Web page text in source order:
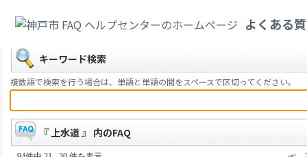
よくある
戻る
キーワード検索
複数語で検索を行う場合は、単語と単語の間をスペースで区切ってください。
『 上水道 』 内のFAQ